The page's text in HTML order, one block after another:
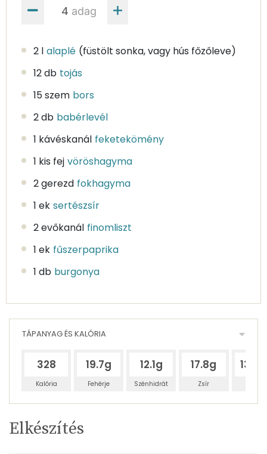
adag
2 l alaplé (füstölt sonka, vagy hús főzőleve)
12 db tojás
15 szem bors
2 db babérlevél
1 kávéskanál feketekömény
1 kis fej vöröshagyma
2 gerezd fokhagyma
1 ek sertészsír
2 evőkanál finomliszt
1 ek fűszerpaprika
1 db burgonya
TÁPANYAG ÉS KALÓRIA
328
Kalória
19.7g
Fehérje
12.1g
Szénhidrát
17.8g
Zsír
Egy
adagban
TÁPANYAGTARTALOM
Elkészítés